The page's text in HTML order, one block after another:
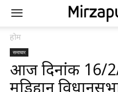
होम
समाचार
आज दिनांक 16/
मड़िहान विधानसभा